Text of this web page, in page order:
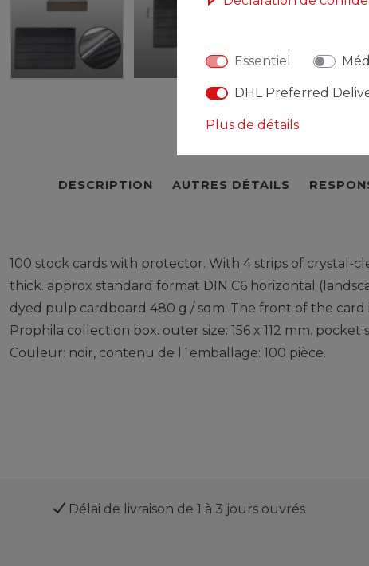
DESCRIPTION AUTRES DÉTAILS
100 stock cards with protector. With 4 strips of crystal-
thick. approx standard format DIN C6 horizontal
dyed pulp cardboard 480 g / sqm. The front of the card
Prophila collection box. outer size: 156 x 112 mm. pocket
Couleur: noir, contenu de l´emballage: 100 pièce.
Délai de livraison de 1 à 3 jours ouvrés
Essentiel
DHL Preferred
Plus de détails